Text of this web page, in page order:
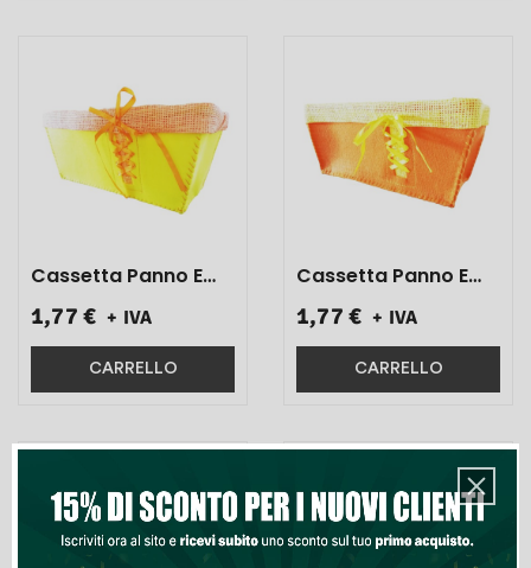
Cassetta Panno E
Giallo 29x14x12 1 Pz}
1,77 € + IVA
CARRELLO
Cassetta Panno E
Arancio 29x14x12 1
Pz}
1,77 € + IVA
CARRELLO